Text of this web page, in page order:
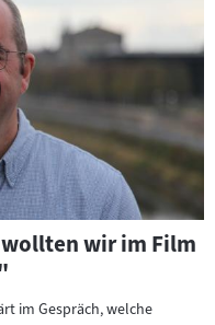
wollten wir im Film
im Gespräch, welche